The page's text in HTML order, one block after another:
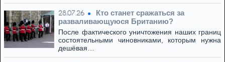
28.07.26
Кто станет сражаться за
разваливающуюся Британию?
После фактического уничтожения наших границ
состоятельными чиновниками, которым нужна
дешёвая…